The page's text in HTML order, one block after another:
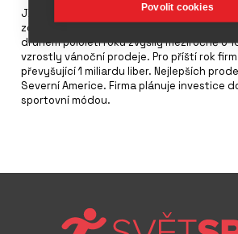
JD Sports Fashion očekává za účetní rok
zdaněním ve výši 933-985 milionů liber.
druhém pololetí roku zvýšily meziročně o
vzrostly vánoční prodeje. Pro příští rok
převyšující 1 miliardu liber. Nejlepších
Severní Americe. Firma plánuje investice
sportovní módou.
Povolit cookies